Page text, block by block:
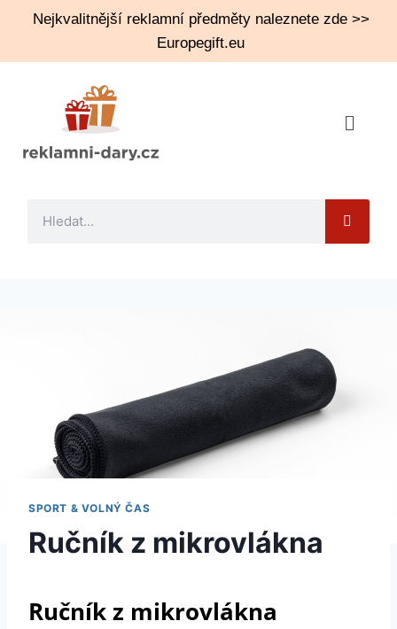
Nejkvalitnější reklamní předměty naleznete zde >>
Europegift.eu
SPORT & VOLNÝ ČAS
Ručník z mikrovlákna
Ručník z mikrovlákna